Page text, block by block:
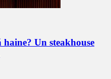
Un steakhouse